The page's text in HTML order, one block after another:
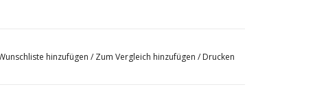
hinzufügen / Zum Vergleich hinzufügen / Drucken